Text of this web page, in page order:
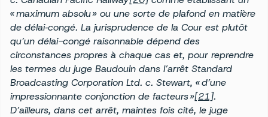
« maximum absolu » ou une sorte de plafond en matière
de délai‑congé. La jurisprudence de la Cour est plutôt
qu’un délai-congé raisonnable dépend des
circonstances propres à chaque cas et, pour reprendre
les termes du juge Baudouin dans l’arrêt Standard
Broadcasting Corporation Ltd. c. Stewart, « d’une
impressionnante conjonction de facteurs »[21].
D’ailleurs, dans cet arrêt, maintes fois cité, le juge